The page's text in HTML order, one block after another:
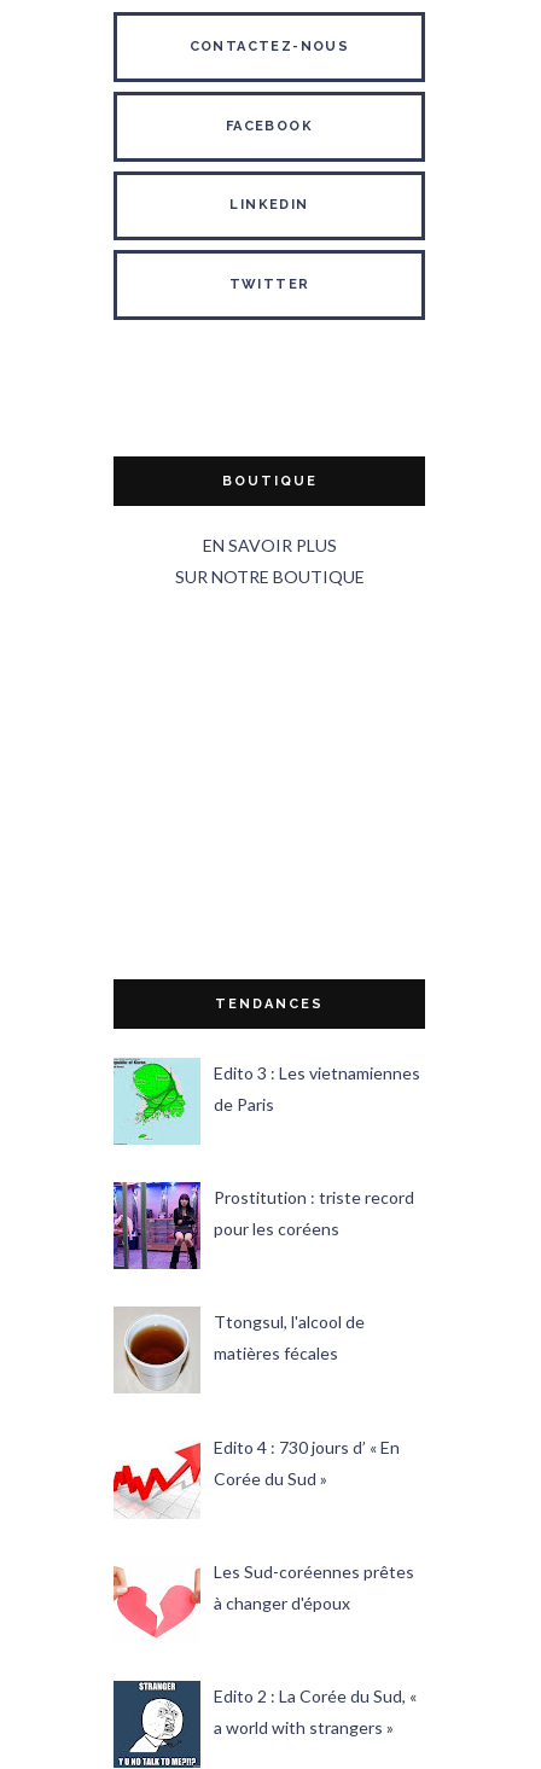
CONTACTEZ-NOUS
FACEBOOK
LINKEDIN
TWITTER
BOUTIQUE
EN SAVOIR PLUS
SUR NOTRE BOUTIQUE
TENDANCES
Edito 3 : Les vietnamiennes
de Paris
Prostitution : triste record
pour les coréens
Ttongsul, l'alcool de
matières fécales
Edito 4 : 730 jours d’ « En
Corée du Sud »
Les Sud-coréennes prêtes
à changer d'époux
Edito 2 : La Corée du Sud, «
a world with strangers »